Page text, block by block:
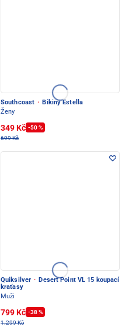
Southcoast · Bikiny Estella
Ženy
349 Kč -50 %
699 Kč
Quiksilver · Desert Point VL 15 koupací
kraťasy
Muži
799 Kč -38 %
1.299 Kč